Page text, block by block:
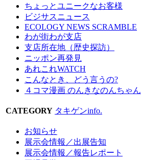
ちょっとユニークなお客様
ビジサスニュース
ECOLOGY NEWS SCRAMBLE
わが街わが支店
支店所在地（歴史探訪）
ニッポン再発見
あれこれWATCH
こんなとき、どう言うの?
４コマ漫画 のんきなのんちゃん
CATEGORY タキゲンinfo.
お知らせ
展示会情報／出展告知
展示会情報／報告レポート